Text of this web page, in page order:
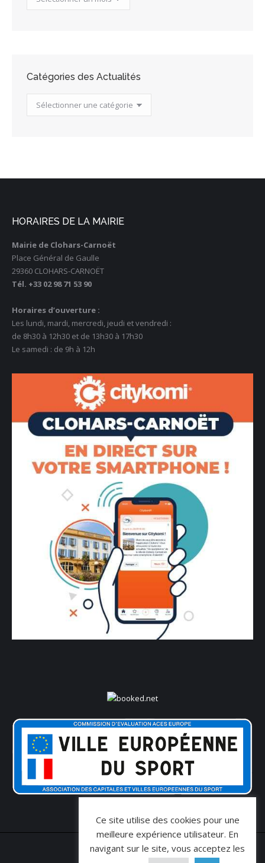
des
Catégories des Actualités
Catégories
des
HORAIRES DE LA MAIRIE
Mairie de Clohars-Carnoët
Place Général de Gaulle
29360 CLOHARS-CARNOËT
Tél. +33 02 98 71 53 90
Horaires d’ouverture :
Les lundi, mardi, mercredi, jeudi et vendredi :
de 8h30 à 12h30 et de 13h30 à 17h30
Le samedi : de 9h à 12h
Ce site utilise des cookies pour une
meilleure expérience utilisateur. En
navigant sur le site, vous acceptez les